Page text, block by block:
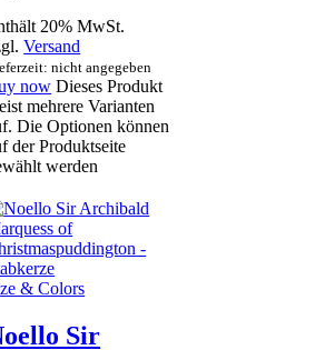
20% MwSt.
Versand
nicht angegeben
now Dieses Produkt
mehrere Varianten
Die Optionen können
der Produktseite
werden
& Colors
Sir